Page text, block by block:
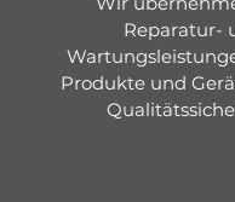
Reparatur-
Produkte und